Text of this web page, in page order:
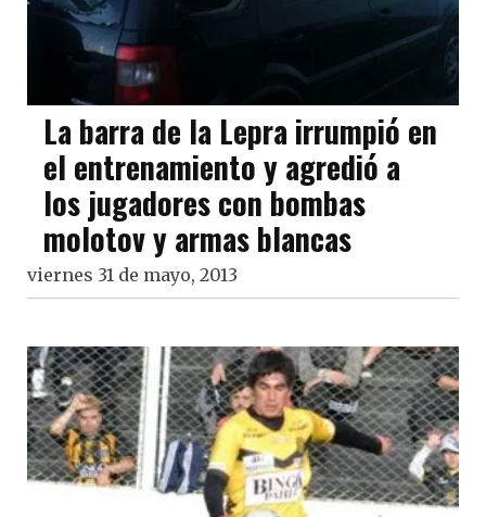
La barra de la Lepra irrumpió en
el entrenamiento y agredió a
los jugadores con bombas
molotov y armas blancas
viernes 31 de mayo, 2013